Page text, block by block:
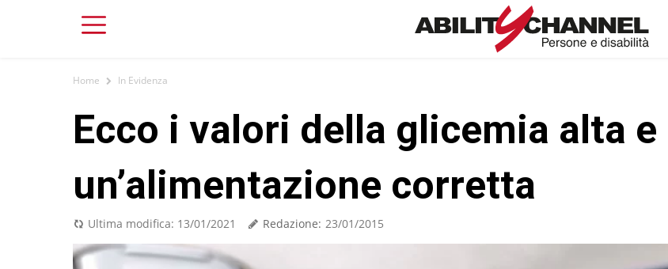
Home In Evidenza
Ecco i valori della glicemia alta e
un’alimentazione corretta
Ultima modifica: 13/01/2021 Redazione: 23/01/2015